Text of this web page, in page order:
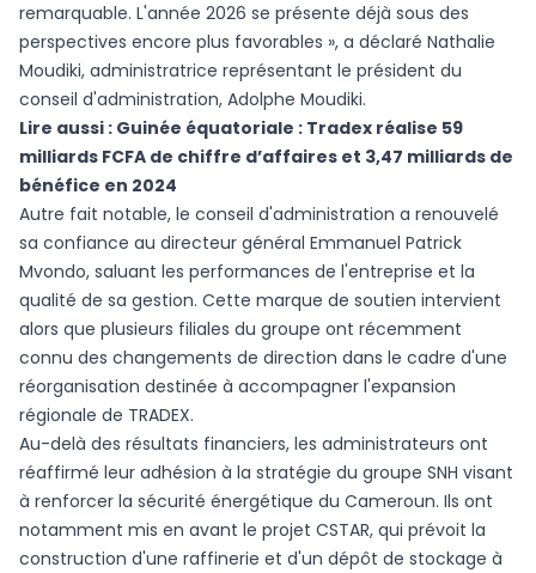
remarquable. L'année 2026 se présente déjà sous des
perspectives encore plus favorables », a déclaré Nathalie
Moudiki, administratrice représentant le président du
conseil d'administration, Adolphe Moudiki.
Lire aussi : Guinée équatoriale : Tradex réalise 59
milliards FCFA de chiffre d’affaires et 3,47 milliards de
bénéfice en 2024
Autre fait notable, le conseil d'administration a renouvelé
sa confiance au directeur général Emmanuel Patrick
Mvondo, saluant les performances de l'entreprise et la
qualité de sa gestion. Cette marque de soutien intervient
alors que plusieurs filiales du groupe ont récemment
connu des changements de direction dans le cadre d'une
réorganisation destinée à accompagner l'expansion
régionale de TRADEX.
Au-delà des résultats financiers, les administrateurs ont
réaffirmé leur adhésion à la stratégie du groupe SNH visant
à renforcer la sécurité énergétique du Cameroun. Ils ont
notamment mis en avant le projet CSTAR, qui prévoit la
construction d'une raffinerie et d'un dépôt de stockage à